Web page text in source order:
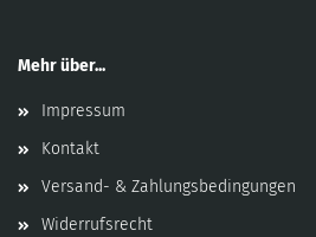
Mehr über...
Impressum
Kontakt
Versand- & Zahlungsbedingungen
Widerrufsrecht